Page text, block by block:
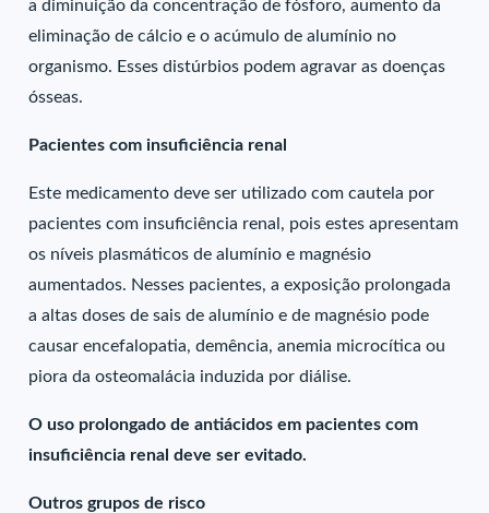
a diminuição da concentração de fósforo, aumento da
eliminação de cálcio e o acúmulo de alumínio no
organismo. Esses distúrbios podem agravar as doenças
ósseas.
Pacientes com insuficiência renal
Este medicamento deve ser utilizado com cautela por
pacientes com insuficiência renal, pois estes apresentam
os níveis plasmáticos de alumínio e magnésio
aumentados. Nesses pacientes, a exposição prolongada
a altas doses de sais de alumínio e de magnésio pode
causar encefalopatia, demência, anemia microcítica ou
piora da osteomalácia induzida por diálise.
O uso prolongado de antiácidos em pacientes com
insuficiência renal deve ser evitado.
Outros grupos de risco